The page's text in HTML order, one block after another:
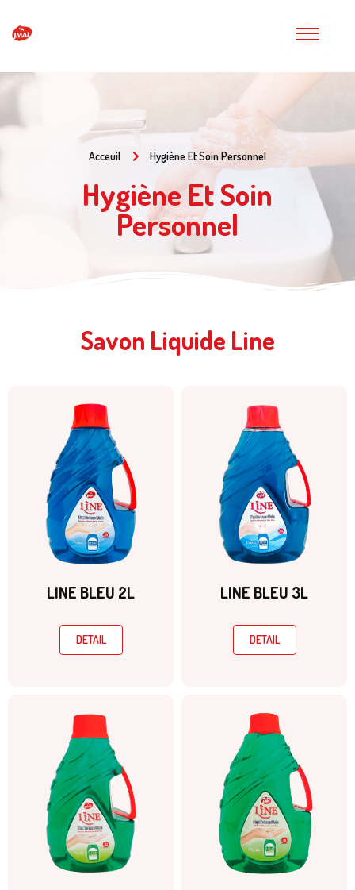
Acceuil Hygiène Et Soin Personnel
Hygiène Et Soin
Personnel
Savon Liquide Line
LINE BLEU 2L
DETAIL
LINE BLEU 3L
DETAIL